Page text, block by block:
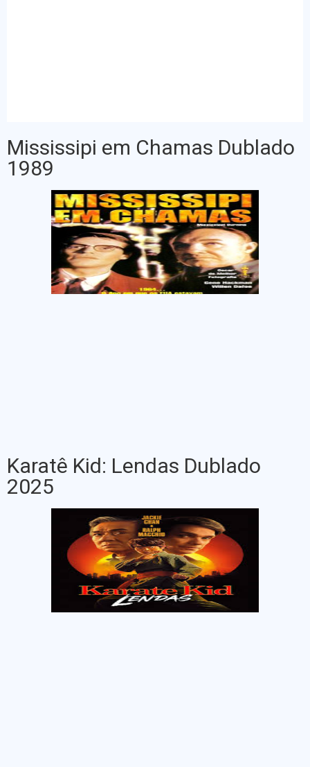
Mississipi em Chamas Dublado
1989
Karatê Kid: Lendas Dublado
2025